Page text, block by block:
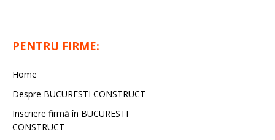
PENTRU FIRME:
Home
Despre BUCURESTI CONSTRUCT
Inscriere firmă în BUCURESTI
CONSTRUCT